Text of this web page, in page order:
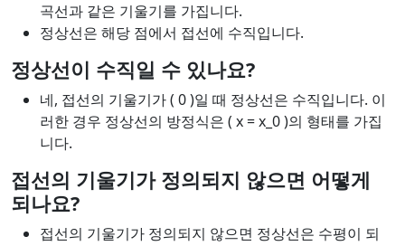
곡선과 같은 기울기를 가집니다.
정상선은 해당 점에서 접선에 수직입니다.
정상선이 수직일 수 있나요?
네, 접선의 기울기가 ( 0 )일 때 정상선은 수직입니다. 이
러한 경우 정상선의 방정식은 ( x = x_0 )의 형태를 가집
니다.
접선의 기울기가 정의되지 않으면 어떻게
되나요?
접선의 기울기가 정의되지 않으면 정상선은 수평이 되